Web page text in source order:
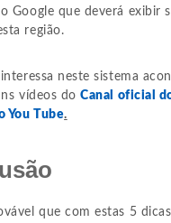
Google que deverá exibir
região.
neste sistema
vídeos doCanal oficial
You Tube.
que com estas 5